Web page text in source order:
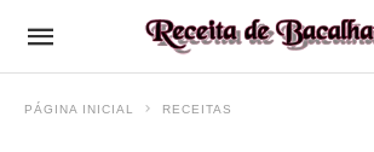
PÁGINA INICIAL RECEITAS